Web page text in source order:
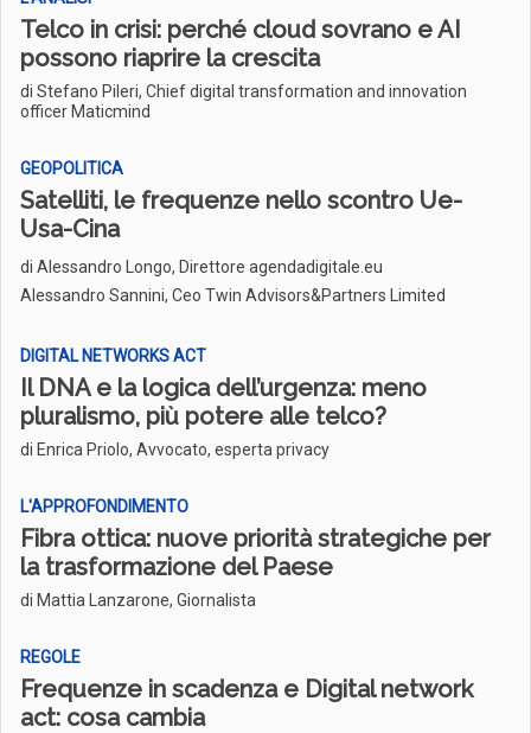
Telco in crisi: perché cloud sovrano e AI
possono riaprire la crescita
di Stefano Pileri, Chief digital transformation and innovation
officer Maticmind
GEOPOLITICA
Satelliti, le frequenze nello scontro Ue-
Usa-Cina
di Alessandro Longo, Direttore agendadigitale.eu
Alessandro Sannini, Ceo Twin Advisors&Partners Limited
DIGITAL NETWORKS ACT
Il DNA e la logica dell’urgenza: meno
pluralismo, più potere alle telco?
di Enrica Priolo, Avvocato, esperta privacy
L'APPROFONDIMENTO
Fibra ottica: nuove priorità strategiche per
la trasformazione del Paese
di Mattia Lanzarone, Giornalista
REGOLE
Frequenze in scadenza e Digital network
act: cosa cambia